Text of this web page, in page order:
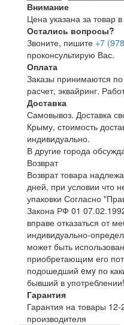
Внимание
Цена указана за товар
Остались вопросы?
Звоните, пишите +7
проконсультирую Вас.
Оплата
Заказы принимаются
расчет, эквайринг.
Доставка
Самовывоз. Доставка
Крыму, стоимость
индивидуально.
В другие города
Возврат
Возврат товара
дней, при условии что
упаковки Согласно
Закона РФ 01
вправе отказаться от
индивидуально-
может быть
приобретающим его
подошедший eмy по
бывший в употреблении!
Гарантия
Гарантия на товары
производителя